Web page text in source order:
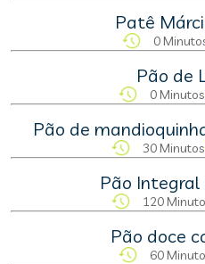
Patê
0
Pão de
0 Minutos
Pão de
30 Minutos
Pão Integral
120
Pão doce
60